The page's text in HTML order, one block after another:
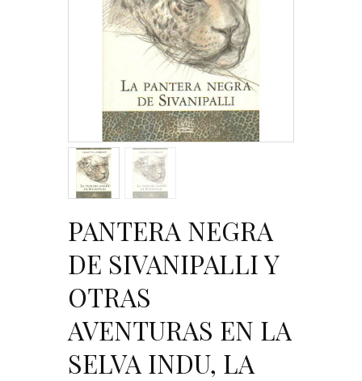
PANTERA NEGRA
DE SIVANIPALLI Y
OTRAS
AVENTURAS EN LA
SELVA INDU, LA